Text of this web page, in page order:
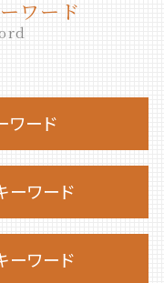
ワード
ワード
ーワード
ーワード